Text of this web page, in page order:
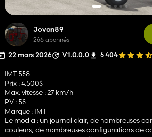
Jovan89
266 abonnés
22 mars 2026 V1.0.0.0 6 404
IMT 558
Prix : 4.500$
Max. vitesse : 27 km/h
PV : 58
Marque : IMT
Le mod a : un journal clair, de nombreuses
couleurs, de nombreuses configurations de